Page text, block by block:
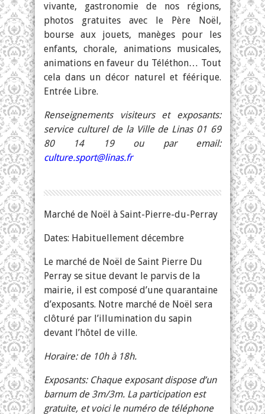
vivante, gastronomie de nos régions,
photos gratuites avec le Père Noël,
bourse aux jouets, manèges pour les
enfants, chorale, animations musicales,
animations en faveur du Téléthon… Tout
cela dans un décor naturel et féérique.
Entrée Libre.
Renseignements visiteurs et exposants:
service culturel de la Ville de Linas 01 69
80 14 19 ou par email:
culture.sport@linas.fr
Marché de Noël à Saint-Pierre-du-Perray
Dates: Habituellement décembre
Le marché de Noël de Saint Pierre Du
Perray se situe devant le parvis de la
mairie, il est composé d’une quarantaine
d’exposants. Notre marché de Noël sera
clôturé par l’illumination du sapin
devant l’hôtel de ville.
Horaire: de 10h à 18h.
Exposants: Chaque exposant dispose d’un
barnum de 3m/3m. La participation est
gratuite, et voici le numéro de téléphone